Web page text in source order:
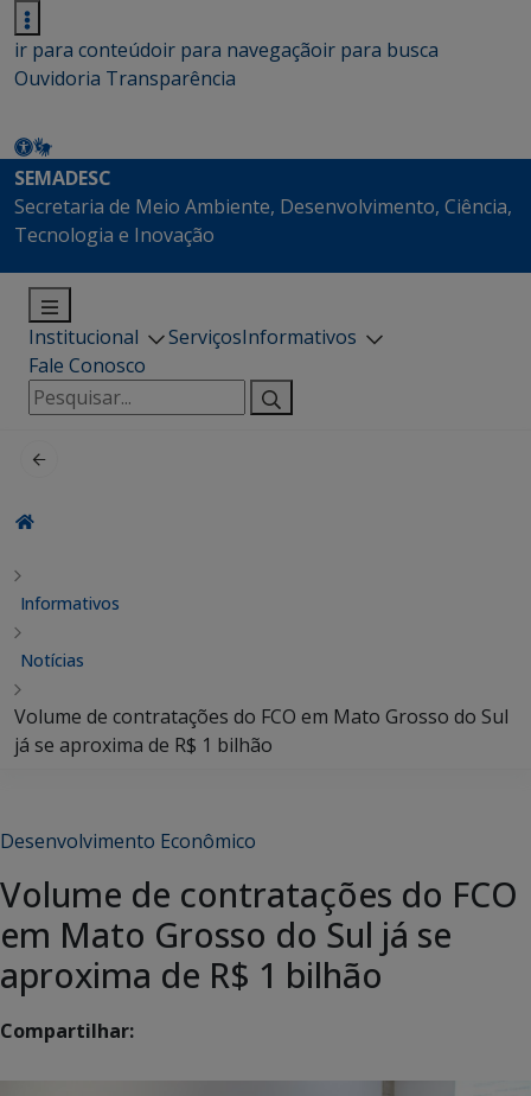
ir para conteúdoir para navegaçãoir para busca
Ouvidoria Transparência
SEMADESC
Secretaria de Meio Ambiente, Desenvolvimento, Ciência,
Tecnologia e Inovação
Institucional ServiçosInformativos
Fale Conosco
Pesquisar
por:
Informativos
Notícias
Volume de contratações do FCO em Mato Grosso do Sul
já se aproxima de R$ 1 bilhão
Desenvolvimento Econômico
Volume de contratações do FCO
em Mato Grosso do Sul já se
aproxima de R$ 1 bilhão
Compartilhar: